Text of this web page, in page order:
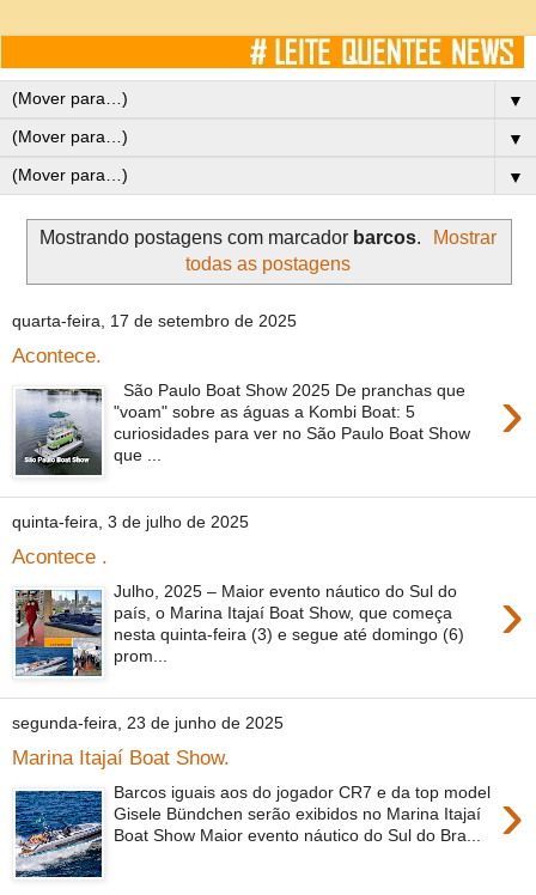
▼
▼
▼
Mostrando postagens com marcador barcos.
Mostrar
todas as postagens
quarta-feira, 17 de setembro de 2025
Acontece.
›
São Paulo Boat Show 2025 De pranchas que
"voam" sobre as águas a Kombi Boat: 5
curiosidades para ver no São Paulo Boat Show
que ...
quinta-feira, 3 de julho de 2025
Acontece .
›
Julho, 2025 – Maior evento náutico do Sul do
país, o Marina Itajaí Boat Show, que começa
nesta quinta-feira (3) e segue até domingo (6)
prom...
segunda-feira, 23 de junho de 2025
Marina Itajaí Boat Show.
›
Barcos iguais aos do jogador CR7 e da top model
Gisele Bündchen serão exibidos no Marina Itajaí
Boat Show Maior evento náutico do Sul do Bra...